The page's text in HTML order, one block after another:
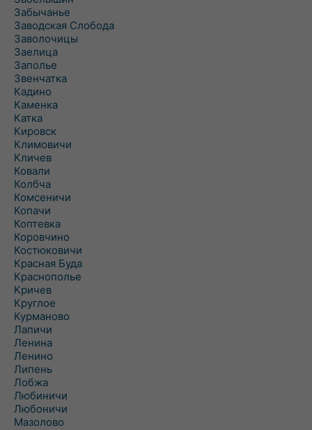
Забычанье
Заводская Слобода
Заволочицы
Заелица
Заполье
Звенчатка
Кадино
Каменка
Катка
Кировск
Климовичи
Кличев
Ковали
Колбча
Комсеничи
Копачи
Коптевка
Коровчино
Костюковичи
Красная Буда
Краснополье
Кричев
Круглое
Курманово
Лапичи
Ленина
Ленино
Липень
Лобжа
Любиничи
Любоничи
Мазолово